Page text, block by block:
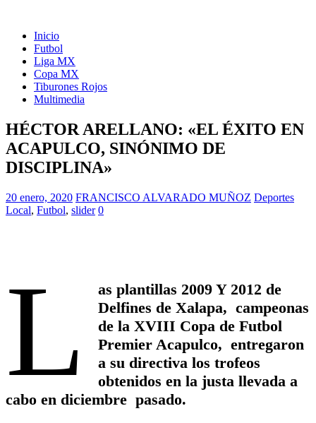
Inicio
Futbol
Liga MX
Copa MX
Tiburones Rojos
Multimedia
HÉCTOR ARELLANO: «EL ÉXITO EN
ACAPULCO, SINÓNIMO DE
DISCIPLINA»
20 enero, 2020 FRANCISCO ALVARADO MUÑOZ Deportes
Local, Futbol, slider 0
L
as plantillas 2009 Y 2012 de
Delfines de Xalapa, campeonas
de la XVIII Copa de Futbol
Premier Acapulco, entregaron
a su directiva los trofeos
obtenidos en la justa llevada a
cabo en diciembre pasado.